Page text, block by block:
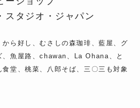
スタジオ・ジャパン
ら好し、むさしの森珈琲、藍屋、グ
、魚屋路、chawan、La Ohana、と
堂、桃菜、八郎そば、三〇三も対象